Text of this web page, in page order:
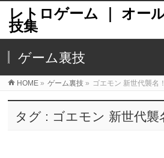
レトロゲーム ｜ オー
技集
ゲーム裏技
HOME » ゲーム裏技 » ゴエモン 新世代襲名！
タグ : ゴエモン 新世代襲